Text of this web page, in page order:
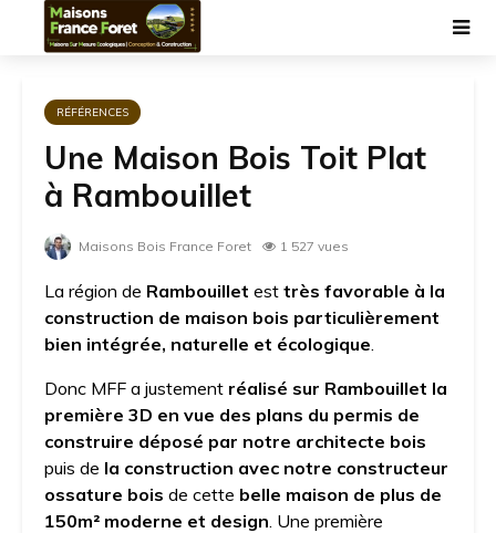
RÉFÉRENCES
Une Maison Bois Toit Plat
à Rambouillet
Maisons Bois France Foret 1 527 vues
La région de Rambouillet est très favorable à la
construction de maison bois particulièrement
bien intégrée, naturelle et écologique
Donc MFF a justement réalisé sur Rambouillet la
première 3D en vue des plans du permis de
construire déposé par notre architecte bois
puis de la construction avec notre constructeur
ossature bois de cette belle maison de plus de
150m² moderne et design . Une première